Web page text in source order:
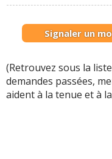
Signaler un
(Retrouvez sous la
demandes passées,
aident à la tenue et à